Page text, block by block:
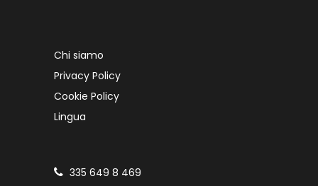
Chi siamo
Privacy Policy
Cookie Policy
Lingua
335 649 8 469